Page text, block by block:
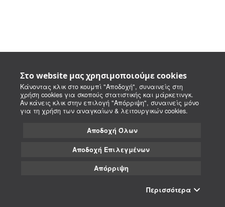
Στο website μας χρησιμοποιούμε cookies
Κάνοντας κλικ στο κουμπί "Αποδοχή", συναινείς στη
χρήση cookies για σκοπούς στατιστικής και μάρκετινγκ.
Αν κάνεις κλικ στην επιλογή "Απόρριψη", συναινείς μόνο
για τη χρήση των αναγκαίων & λειτουργικών cookies.
Αποδοχή Όλων
Αποδοχή Επιλεγμένων
Απόρριψη
Περισσότερα